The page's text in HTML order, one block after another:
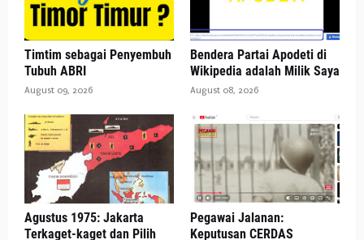
Timtim sebagai Penyembuh
Tubuh ABRI
August 09, 2026
Bendera Partai Apodeti di
Wikipedia adalah Milik Saya
August 08, 2026
Agustus 1975: Jakarta
Terkaget-kaget dan Pilih
Pegawai Jalanan:
Keputusan CERDAS